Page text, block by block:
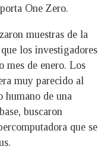
One Zero.
muestras de la
los investigadores
mes de enero. Los
muy parecido al
humano de una
buscaron
que se